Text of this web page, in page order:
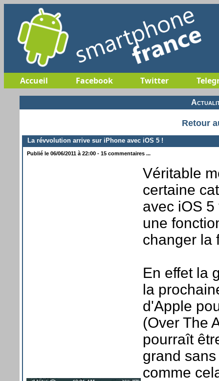
Accueil Facebook Twitter
Retour
La révvolution arrive sur iPhone avec iOS 5 !
Publié le 06/06/2011 à 22:00 - 15 commentaires ...
Véritable
certaine
avec iOS
une
changer la
En effet la
la
d'Apple
(Over The
pourraît
grand
comme